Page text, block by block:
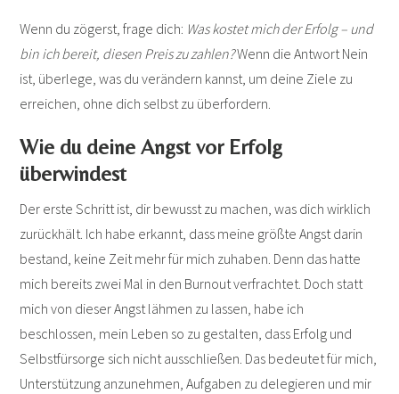
Wenn du zögerst, frage dich: Was kostet mich der Erfolg – und
bin ich bereit, diesen Preis zu zahlen?Wenn die Antwort Nein
ist, überlege, was du verändern kannst, um deine Ziele zu
erreichen, ohne dich selbst zu überfordern.
Wie du deine Angst vor Erfolg
überwindest
Der erste Schritt ist, dir bewusst zu machen, was dich wirklich
zurückhält. Ich habe erkannt, dass meine größte Angst darin
bestand, keine Zeit mehr für mich zuhaben. Denn das hatte
mich bereits zwei Mal in den Burnout verfrachtet. Doch statt
mich von dieser Angst lähmen zu lassen, habe ich
beschlossen, mein Leben so zu gestalten, dass Erfolg und
Selbstfürsorge sich nicht ausschließen. Das bedeutet für mich,
Unterstützung anzunehmen, Aufgaben zu delegieren und mir